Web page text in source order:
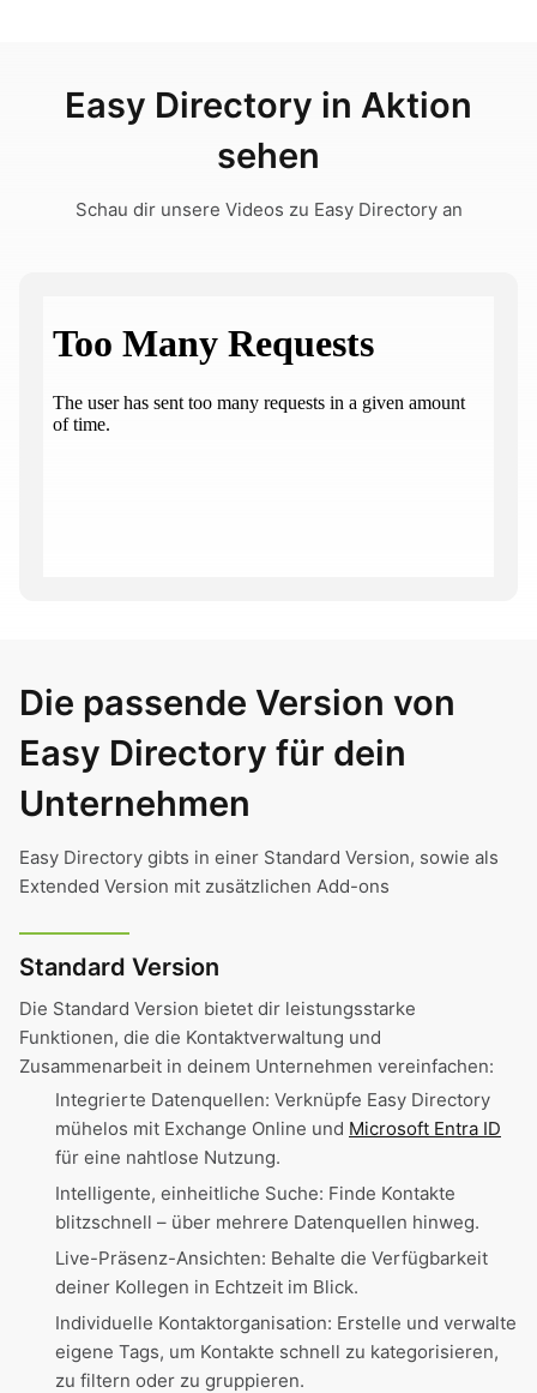
Easy Directory in Aktion
sehen
Schau dir unsere Videos zu Easy Directory an
Die passende Version von
Easy Directory für dein
Unternehmen
Easy Directory gibts in einer Standard Version, sowie als
Extended Version mit zusätzlichen Add-ons
Standard Version
Die Standard Version bietet dir leistungsstarke
Funktionen, die die Kontaktverwaltung und
Zusammenarbeit in deinem Unternehmen vereinfachen:
Integrierte Datenquellen: Verknüpfe Easy Directory
mühelos mit Exchange Online und Microsoft Entra ID
für eine nahtlose Nutzung.
Intelligente, einheitliche Suche: Finde Kontakte
blitzschnell – über mehrere Datenquellen hinweg.
Live-Präsenz-Ansichten: Behalte die Verfügbarkeit
deiner Kollegen in Echtzeit im Blick.
Individuelle Kontaktorganisation: Erstelle und verwalte
eigene Tags, um Kontakte schnell zu kategorisieren,
zu filtern oder zu gruppieren.